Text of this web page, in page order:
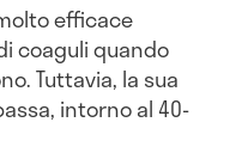
efficace
coaguli quando
Tuttavia, la sua
intorno al 40-